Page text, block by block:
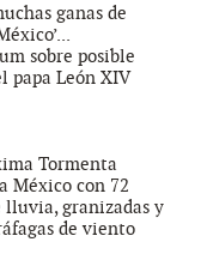
ganas de
sobre posible
papa León XIV
Tormenta
México con 72
lluvia, granizadas y
de viento